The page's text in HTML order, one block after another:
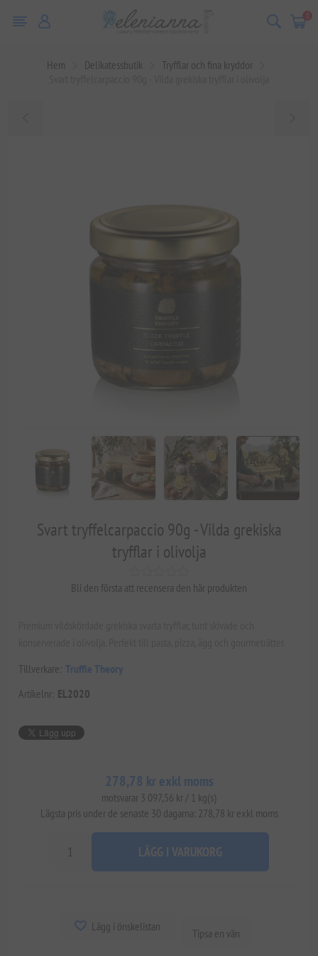
0
Hem Delikatessbutik
Tryfflar och fina kryddor
Svart tryffelcarpaccio 90g - Vilda grekiska
tryfflar i olivolja
Bli den första att recensera den här produkten
Tillverkare: Truffle Theory
Artikelnr: EL2020
278,78 kr exkl moms
motsvarar 3 097,56 kr / 1 kg(s)
Lägsta pris under de senaste 30 dagarna: 278,78 kr exkl moms
LÄGG I VARUKORG
Lägg i önskelistan Tipsa en vän